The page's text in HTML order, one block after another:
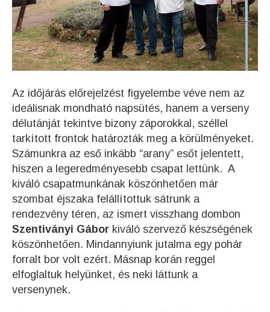
Az időjárás előrejelzést figyelembe véve nem az
ideálisnak mondható napsütés, hanem a verseny
délutánját tekintve bizony záporokkal, széllel
tarkított frontok határozták meg a körülményeket.
Számunkra az eső inkább “arany” esőt jelentett,
hiszen a legeredményesebb csapat lettünk. A
kiváló csapatmunkának köszönhetően már
szombat éjszaka felállítottuk sátrunk a
rendezvény téren, az ismert visszhang dombon
Szentiványi Gábor kiváló szervező készségének
köszönhetően. Mindannyiunk jutalma egy pohár
forralt bor volt ezért. Másnap korán reggel
elfoglaltuk helyünket, és neki láttunk a
versenynek.